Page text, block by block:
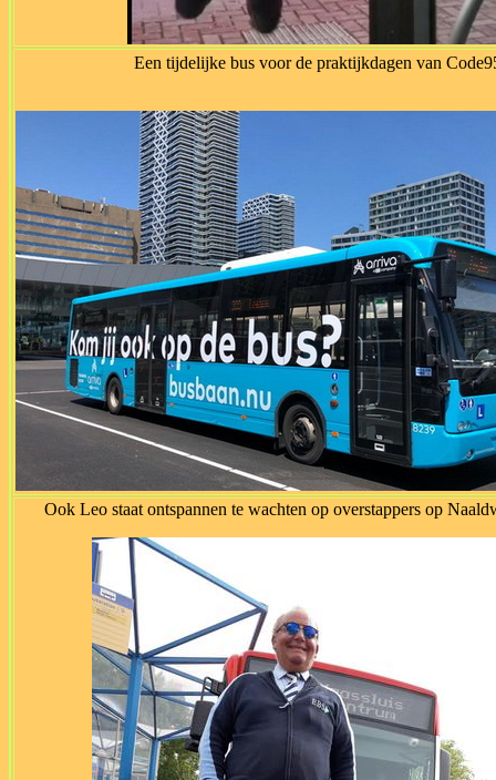
Een tijdelijke bus voor de praktijkdagen van
Ook Leo staat ontspannen te wachten op overstappers op